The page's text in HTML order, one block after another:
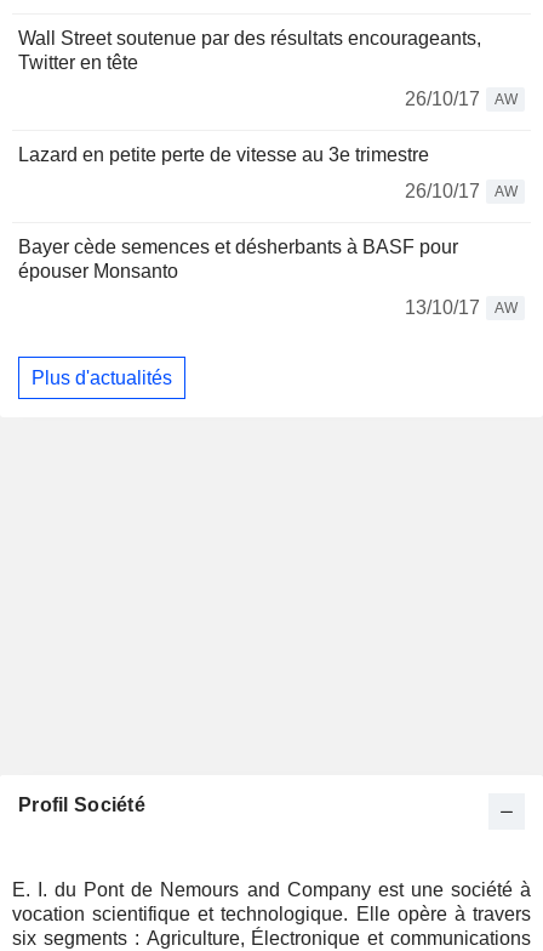
Wall Street soutenue par des résultats encourageants,
Twitter en tête
26/10/17
AW
Lazard en petite perte de vitesse au 3e trimestre
26/10/17
AW
Bayer cède semences et désherbants à BASF pour
épouser Monsanto
13/10/17
AW
Plus d'actualités
Profil Société
E. I. du Pont de Nemours and Company est une société à
vocation scientifique et technologique. Elle opère à travers
six segments : Agriculture, Électronique et communications